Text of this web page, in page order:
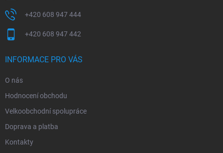
+420 608 947 444
+420 608 947 442
INFORMACE PRO VÁS
O nás
Hodnocení obchodu
Velkoobchodní spolupráce
Doprava a platba
Kontakty